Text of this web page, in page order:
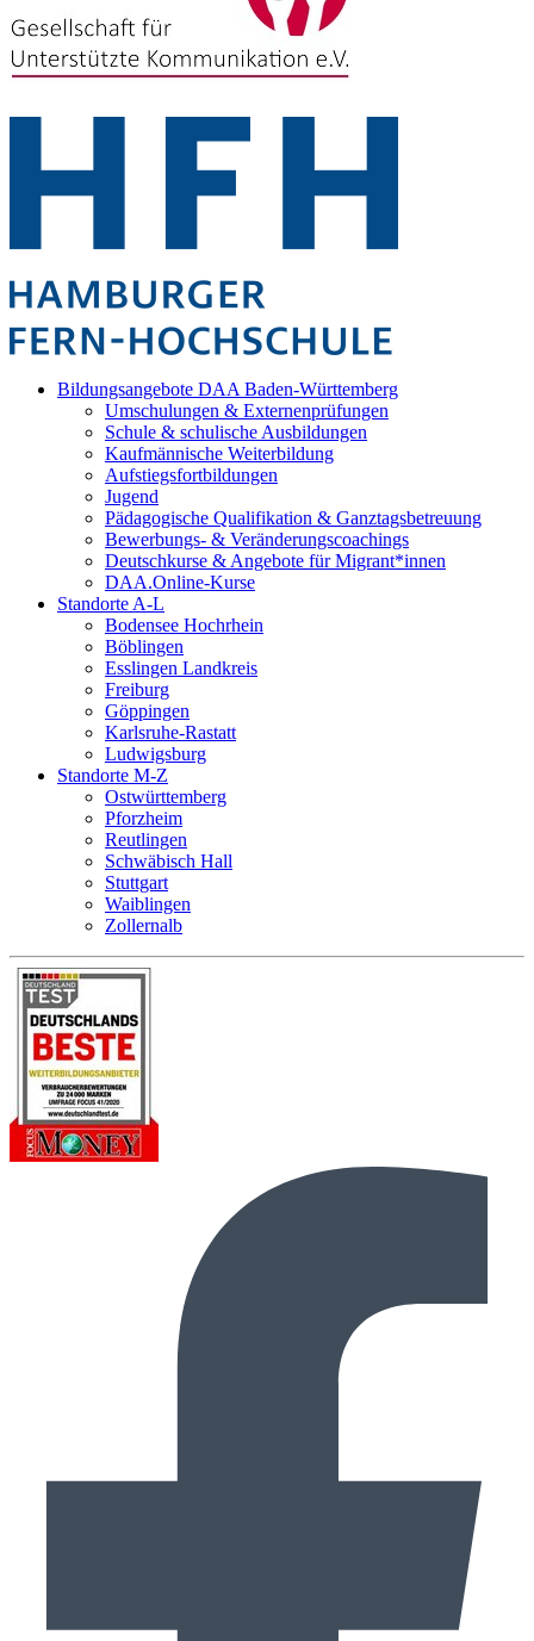
Bildungsangebote DAA Baden-Württemberg
Umschulungen & Externenprüfungen
Schule & schulische Ausbildungen
Kaufmännische Weiterbildung
Aufstiegsfortbildungen
Jugend
Pädagogische Qualifikation & Ganztagsbetreuung
Bewerbungs- & Veränderungscoachings
Deutschkurse & Angebote für Migrant*innen
DAA.Online-Kurse
Standorte A-L
Bodensee Hochrhein
Böblingen
Esslingen Landkreis
Freiburg
Göppingen
Karlsruhe-Rastatt
Ludwigsburg
Standorte M-Z
Ostwürttemberg
Pforzheim
Reutlingen
Schwäbisch Hall
Stuttgart
Waiblingen
Zollernalb